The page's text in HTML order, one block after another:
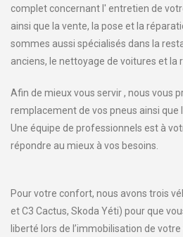
complet concernant l' entretien de
ainsi que la vente, la pose et la
sommes aussi spécialisés dans la
anciens, le nettoyage de voitures et la
Afin de mieux vous servir , nous vous
remplacement de vos pneus ainsi que
Une équipe de professionnels est à
répondre au mieux à vos besoins.
Pour votre confort, nous avons trois
et C3 Cactus, Skoda Yéti) pour que
liberté lors de l’immobilisation de votre